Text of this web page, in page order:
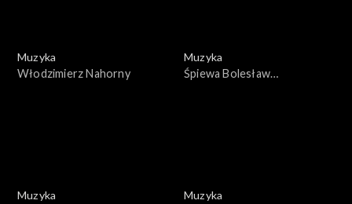
Muzyka
Włodzimierz Nahorny
Muzyka
Śpiewa Bolesław
Muzyka
Muzyka